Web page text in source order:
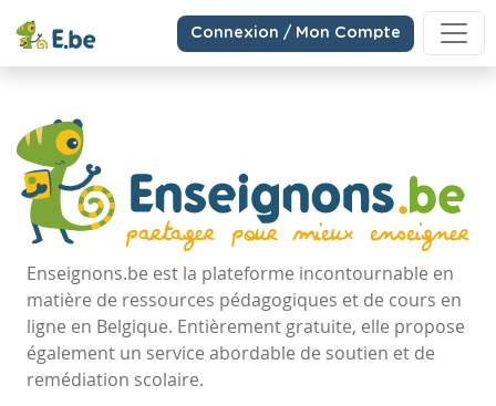
Connexion / Mon Compte
Enseignons.be est la plateforme incontournable en
matière de ressources pédagogiques et de cours en
ligne en Belgique. Entièrement gratuite, elle propose
également un service abordable de soutien et de
remédiation scolaire.